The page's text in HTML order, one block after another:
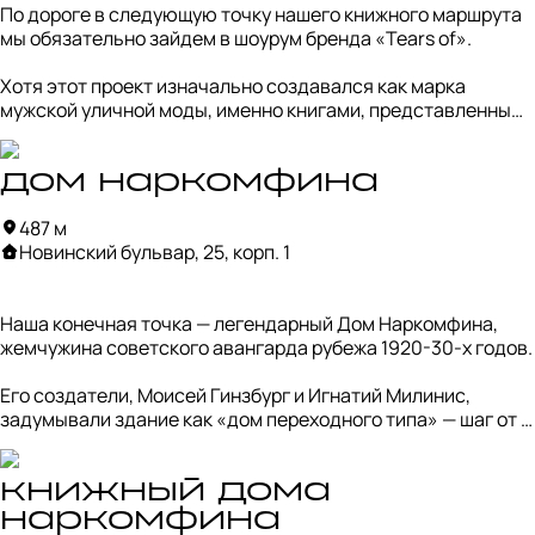
ханжеством;
• трогательные истории, особенно созвучные настроению
писателя Фредрика Бакмана «Вторая жизнь Уве» и
«Тревожные люди».
По дороге в следующую точку нашего книжного маршрута
мы обязательно зайдем в шоурум бренда «Tears of».
Хотя этот проект изначально создавался как марка
мужской уличной моды, именно книгами, представленными
здесь, мы заинтересуемся больше всего. В библиотеке
шоу-рума собрана уникальная коллекция изданий о
культовых брендах и направлениях современной культуры
— от Nike и Chanel до необычных исследований Lego и
Ferrari.
задержаться здесь дольше обычного, наслаждаясь
страницами вдохновляющих изданий и погружаясь в мир
дом наркомфина
487 м
Новинский бульвар, 25, корп. 1
Наша конечная точка — легендарный Дом Наркомфина,
жемчужина советского авангарда рубежа 1920-30-х годов.
Его создатели, Моисей Гинзбург и Игнатий Милинис,
задумывали здание как «дом переходного типа» — шаг от
старого быта к новому, коммунальному укладу. Вместо
обычных квартир здесь были спроектированы «жилые
ячейки», а всё остальное — питание, стирка, досуг и
воспитание детей — должно было стать общим.
книжный дома
наркомфина